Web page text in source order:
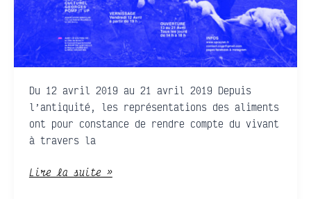
Du 12 avril 2019 au 21 avril 2019 Depuis
l’antiquité, les représentations des aliments
ont pour constance de rendre compte du vivant
à travers la
Lire la suite »